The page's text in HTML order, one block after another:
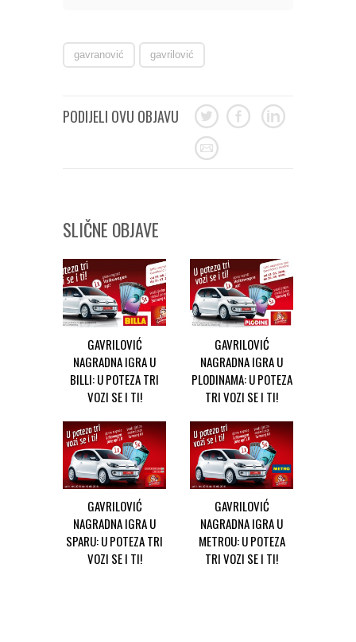
gavranović gavrilović
PODIJELI OVU OBJAVU
SLIČNE OBJAVE
GAVRILOVIĆ
NAGRADNA IGRA U
BILLI: U POTEZA TRI
VOZI SE I TI!
GAVRILOVIĆ
NAGRADNA IGRA U
PLODINAMA: U POTEZA
TRI VOZI SE I TI!
GAVRILOVIĆ
NAGRADNA IGRA U
SPARU: U POTEZA TRI
VOZI SE I TI!
GAVRILOVIĆ
NAGRADNA IGRA U
METROU: U POTEZA
TRI VOZI SE I TI!